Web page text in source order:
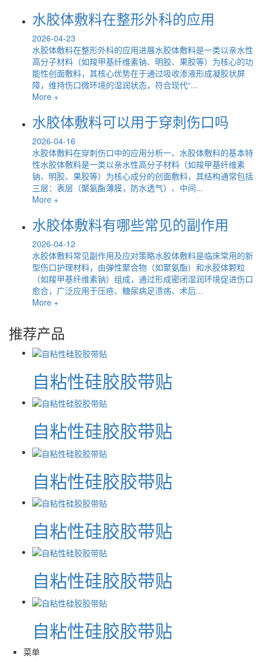
水胶体敷料在整形外科的应用
2026-04-23
水胶体敷料在整形外科的应用进展水胶体敷料是一类以亲水性
高分子材料（如羧甲基纤维素钠、明胶、果胶等）为核心的功
能性创面敷料，其核心优势在于通过吸收渗液形成凝胶状屏
障，维持伤口微环境的湿润状态，符合现代“...
More +
水胶体敷料可以用于穿刺伤口吗
2026-04-16
水胶体敷料在穿刺伤口中的应用分析一、水胶体敷料的基本特
性水胶体敷料是一类以亲水性高分子材料（如羧甲基纤维素
钠、明胶、果胶等）为核心成分的创面敷料，其结构通常包括
三层：表层（聚氨酯薄膜，防水透气）、中间...
More +
水胶体敷料有哪些常见的副作用
2026-04-12
水胶体敷料常见副作用及应对策略水胶体敷料是临床常用的新
型伤口护理材料，由弹性聚合物（如聚氨酯）和水胶体颗粒
（如羧甲基纤维素钠）组成，通过形成密闭湿润环境促进伤口
愈合，广泛应用于压疮、糖尿病足溃疡、术后...
More +
推荐产品
自粘性硅胶胶带贴
自粘性硅胶胶带贴
自粘性硅胶胶带贴
自粘性硅胶胶带贴
自粘性硅胶胶带贴
自粘性硅胶胶带贴
菜单